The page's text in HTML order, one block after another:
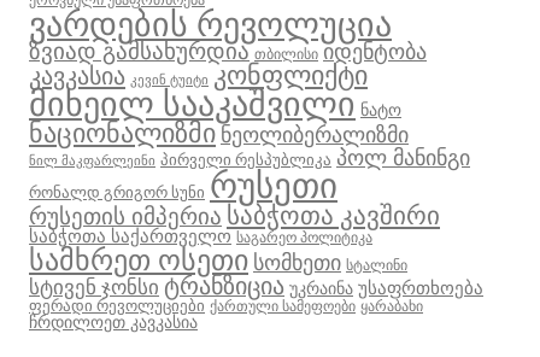
ვარდების რევოლუცია
ზვიად გამსახურდია თბილისი იდენტობა
კავკასია კევინ ტუიტი კონფლიქტი
მიხეილ სააკაშვილი ნატო
ნაციონალიზმინეოლიბერალიზმი
ნილ მაკფარლეინი პირველი რესპუბლიკა პოლ მანინგი
რონალდ გრიგორ სუნი რუსეთი
რუსეთის იმპერია საბჭოთა კავშირი
საბჭოთა საქართველო საგარეო პოლიტიკა
სამხრეთ ოსეთი სომხეთი სტალინი
სტივენ ჯონსი ტრანზიცია უკრაინა უსაფრთხოება
ფერადი რევოლუციები ქართული სამეფოები ყარაბახი
ჩრდილოეთ კავკასია